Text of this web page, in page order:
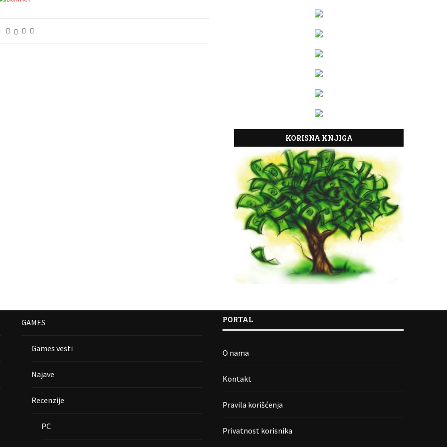
KORISNA KNJIGA
GAMES
Games vesti
Najave
Recenzije
PC
PORTAL
O nama
Kontakt
Pravila korišćenja
Privatnost korisnika